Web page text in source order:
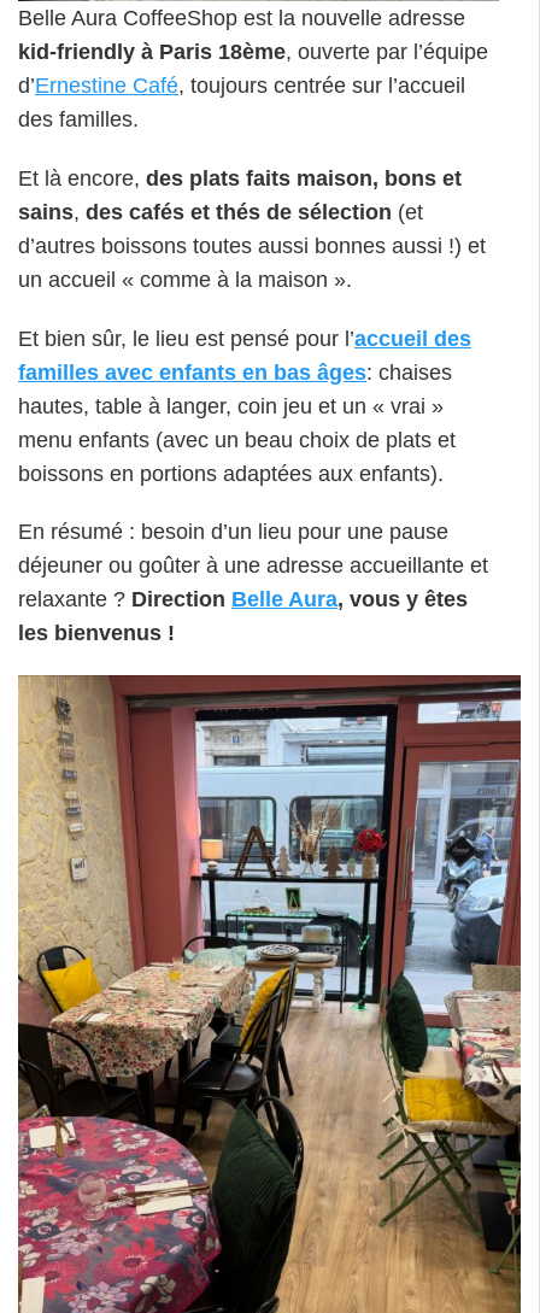
Belle Aura CoffeeShop est la nouvelle adresse
kid-friendly à Paris 18ème, ouverte par l’équipe
d’Ernestine Café, toujours centrée sur l’accueil
des familles.
Et là encore, des plats faits maison, bons et
sains, des cafés et thés de sélection (et
d’autres boissons toutes aussi bonnes aussi !) et
un accueil « comme à la maison ».
Et bien sûr, le lieu est pensé pour l’accueil des
familles avec enfants en bas âges: chaises
hautes, table à langer, coin jeu et un « vrai »
menu enfants (avec un beau choix de plats et
boissons en portions adaptées aux enfants).
En résumé : besoin d’un lieu pour une pause
déjeuner ou goûter à une adresse accueillante et
relaxante ? Direction Belle Aura, vous y êtes
les bienvenus !